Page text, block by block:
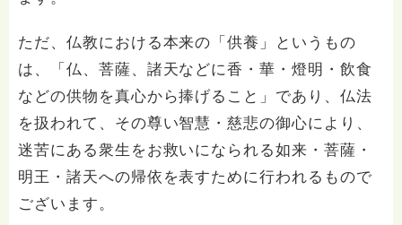
ただ、仏教における本来の「供養」というもの
は、「仏、菩薩、諸天などに香・華・燈明・飲食
などの供物を真心から捧げること」であり、仏法
を扱われて、その尊い智慧・慈悲の御心により、
迷苦にある衆生をお救いになられる如来・菩薩・
明王・諸天への帰依を表すために行われるもので
ございます。